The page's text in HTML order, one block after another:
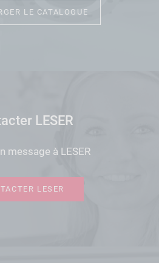
LE CATALOGUE
LESER
message à LESER
LESER